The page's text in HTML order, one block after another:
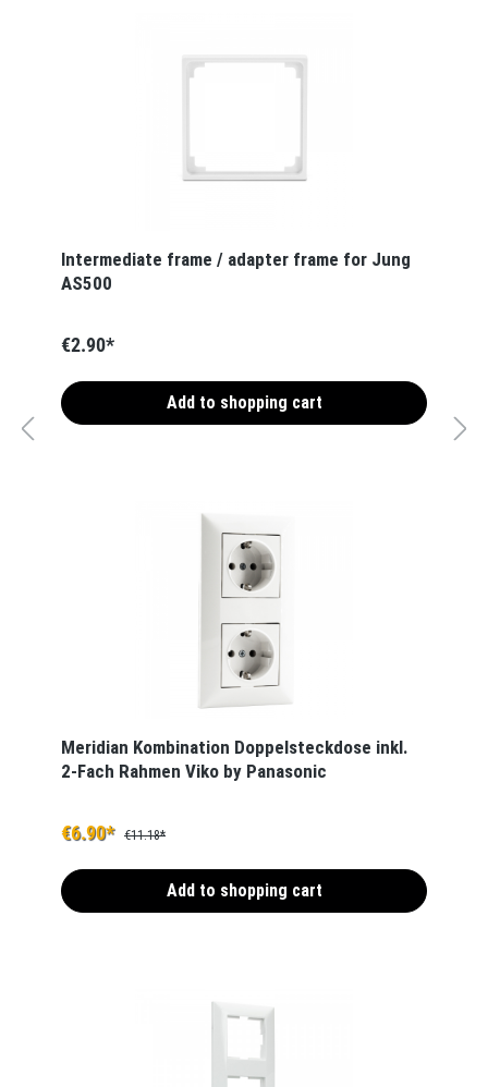
Intermediate frame / adapter frame for Jung
AS500
€2.90*
Add to shopping cart
Meridian Kombination Doppelsteckdose inkl.
2-Fach Rahmen Viko by Panasonic
€6.90* €11.18*
Add to shopping cart